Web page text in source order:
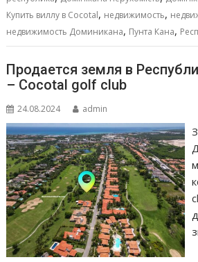
т
ь
Купить виллу в Cocotal, недвижимость,
недвижимость Доминикана, Пунта Кана,
Продается земля в
– Cocotal golf club
24.08.2024 admin